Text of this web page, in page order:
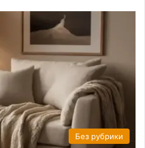
Без рубрики